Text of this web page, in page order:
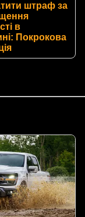
штраф за
в
Покрокова